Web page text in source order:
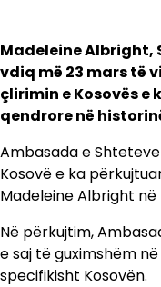
Madeleine Albright,
vdiq më 23 mars të
çlirimin e Kosovës e
qendrore në
Ambasada e
Kosovë e ka
Madeleine Albright
Në përkujtim,
e saj të guximshëm
specifikisht Kosovën.